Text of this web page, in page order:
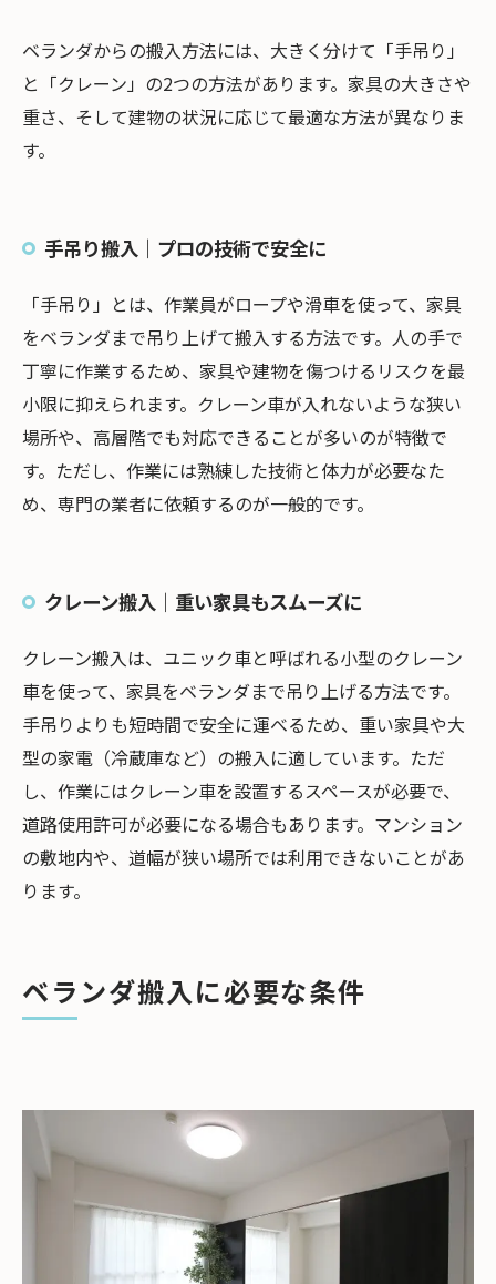
ベランダからの搬入方法には、大きく分けて「手吊り」
と「クレーン」の2つの方法があります。家具の大きさや
重さ、そして建物の状況に応じて最適な方法が異なりま
す。
手吊り搬入｜プロの技術で安全に
「手吊り」とは、作業員がロープや滑車を使って、家具
をベランダまで吊り上げて搬入する方法です。人の手で
丁寧に作業するため、家具や建物を傷つけるリスクを最
小限に抑えられます。クレーン車が入れないような狭い
場所や、高層階でも対応できることが多いのが特徴で
す。ただし、作業には熟練した技術と体力が必要なた
め、専門の業者に依頼するのが一般的です。
クレーン搬入｜重い家具もスムーズに
クレーン搬入は、ユニック車と呼ばれる小型のクレーン
車を使って、家具をベランダまで吊り上げる方法です。
手吊りよりも短時間で安全に運べるため、重い家具や大
型の家電（冷蔵庫など）の搬入に適しています。ただ
し、作業にはクレーン車を設置するスペースが必要で、
道路使用許可が必要になる場合もあります。マンション
の敷地内や、道幅が狭い場所では利用できないことがあ
ります。
ベランダ搬入に必要な条件